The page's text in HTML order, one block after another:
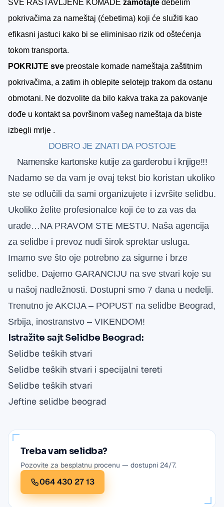
SVE RASTAVLJENE KOMADE zamotajte debelim
pokrivačima za nameštaj (ćebetima) koji će služiti kao
efikasni jastuci kako bi se eliminisao rizik od oštećenja
tokom transporta.
POKRIJTE sve preostale komade nameštaja zaštitnim
pokrivačima, a zatim ih oblepite selotejp trakom da ostanu
obmotani. Ne dozvolite da bilo kakva traka za pakovanje
dođe u kontakt sa površinom vašeg nameštaja da biste
izbegli mrlje .
DOBRO JE ZNATI DA POSTOJE
Namenske kartonske kutije za garderobu i knjige!!!
Nadamo se da vam je ovaj tekst bio koristan ukoliko
ste se odlučili da sami organizujete i izvršite selidbu.
Ukoliko želite profesionalce koji će to za vas da
urade…NA PRAVOM STE MESTU. Naša agencija
za selidbe i prevoz nudi širok sprektar usluga.
Imamo sve što oje potrebno za sigurne i brze
selidbe. Dajemo GARANCIJU na sve stvari koje su
u našoj nadležnosti. Dostupni smo 7 dana u nedelji.
Trenutno je AKCIJA – POPUST na selidbe Beograd,
Srbija, inostranstvo – VIKENDOM!
Istražite sajtSelidbe Beograd:
Selidbe teških stvari
Selidbe teških stvari i specijalni tereti
Selidbe teških stvari
Jeftine selidbe beograd
Treba vam selidba?
Pozovite za besplatnu procenu — dostupni 24/7.
064 430 27 13